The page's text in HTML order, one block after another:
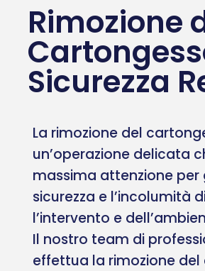
Rimozione
Sicurezza
La rimozione del
un’operazione delicata
massima attenzione per
sicurezza e l’incolumità
l’intervento e
Il nostro team di
effettua la rimozione del